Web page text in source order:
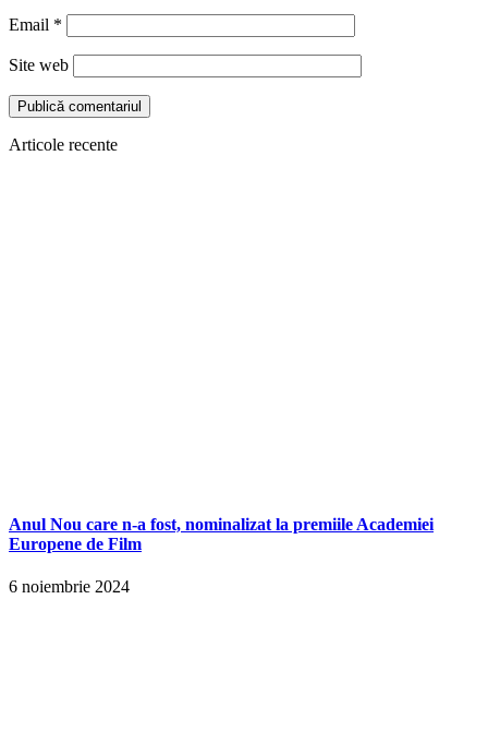
Email *
Site web
Articole recente
Anul Nou care n-a fost, nominalizat la premiile Academiei
Europene de Film
6 noiembrie 2024